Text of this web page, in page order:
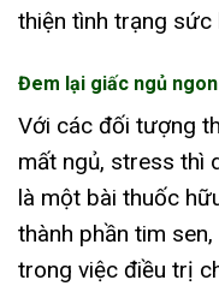
thiện tình trạng sức
Đem lại giấc ngủ ngon
Với các đối tượng
mất ngủ, stress thì
là một bài thuốc
thành phần tim
trong việc điều trị